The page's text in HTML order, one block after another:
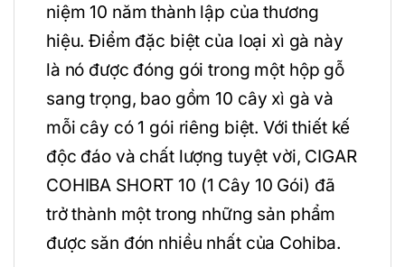
niệm 10 năm thành lập của thương
hiệu. Điểm đặc biệt của loại xì gà này
là nó được đóng gói trong một hộp gỗ
sang trọng, bao gồm 10 cây xì gà và
mỗi cây có 1 gói riêng biệt. Với thiết kế
độc đáo và chất lượng tuyệt vời, CIGAR
COHIBA SHORT 10 (1 Cây 10 Gói) đã
trở thành một trong những sản phẩm
được săn đón nhiều nhất của Cohiba.